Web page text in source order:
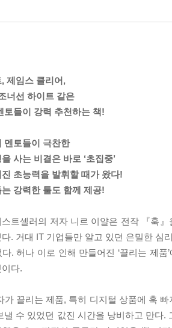
제임스 클리어,
너선 하이트 같은
토들이 강력 추천하는 책!
멘토들이 극찬한
사는 비결은 바로 ‘초집중’
초능력을 발휘할 때가 왔다!
강력한 툴도 함께 제공!
트셀러의 저자 니르 이얄은 전작 『훅
. 거대 IT 기업들만 알고 있던 은밀한 심
. 허나 이로 인해 만들어진 ‘끌리는 제
다.
가 끌리는 제품, 특히 디지털 상품에 훅
낼 수 있었던 값진 시간을 낭비하고 만다